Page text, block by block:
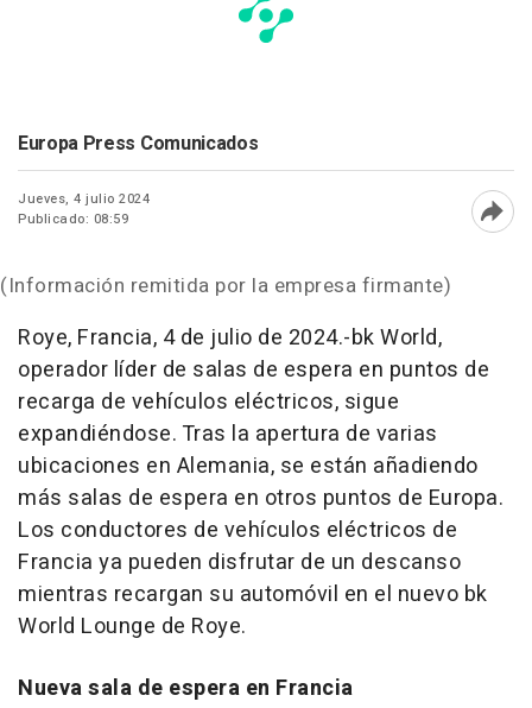
Europa Press Comunicados
Jueves, 4 julio 2024
Publicado: 08:59
(Información remitida por la empresa firmante)
Roye, Francia, 4 de julio de 2024.-bk World,
operador líder de salas de espera en puntos de
recarga de vehículos eléctricos, sigue
expandiéndose. Tras la apertura de varias
ubicaciones en Alemania, se están añadiendo
más salas de espera en otros puntos de Europa.
Los conductores de vehículos eléctricos de
Francia ya pueden disfrutar de un descanso
mientras recargan su automóvil en el nuevo bk
World Lounge de Roye.
Nueva sala de espera en Francia